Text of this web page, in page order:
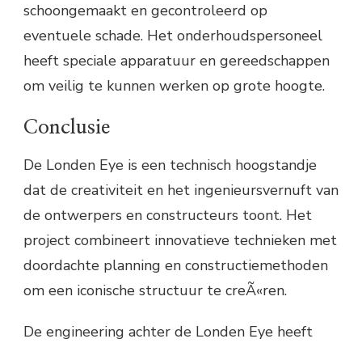
schoongemaakt en gecontroleerd op
eventuele schade. Het onderhoudspersoneel
heeft speciale apparatuur en gereedschappen
om veilig te kunnen werken op grote hoogte.
Conclusie
De Londen Eye is een technisch hoogstandje
dat de creativiteit en het ingenieursvernuft van
de ontwerpers en constructeurs toont. Het
project combineert innovatieve technieken met
doordachte planning en constructiemethoden
om een iconische structuur te creÃ«ren.
De engineering achter de Londen Eye heeft